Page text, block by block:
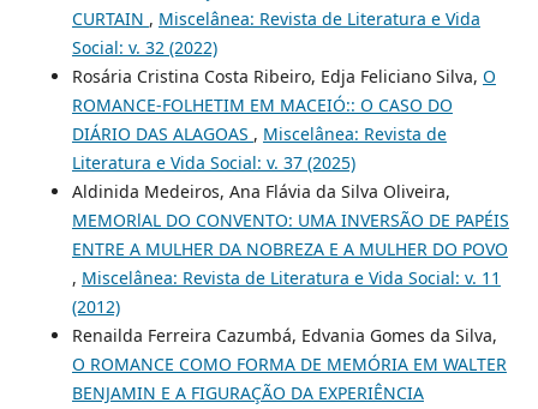
CURTAIN , Miscelânea: Revista de Literatura e Vida
Social: v. 32 (2022)
Rosária Cristina Costa Ribeiro, Edja Feliciano Silva, O
ROMANCE-FOLHETIM EM MACEIÓ:: O CASO DO
DIÁRIO DAS ALAGOAS , Miscelânea: Revista de
Literatura e Vida Social: v. 37 (2025)
Aldinida Medeiros, Ana Flávia da Silva Oliveira,
MEMORlAL DO CONVENTO: UMA INVERSÃO DE PAPÉIS
ENTRE A MULHER DA NOBREZA E A MULHER DO POVO
, Miscelânea: Revista de Literatura e Vida Social: v. 11
(2012)
Renailda Ferreira Cazumbá, Edvania Gomes da Silva,
O ROMANCE COMO FORMA DE MEMÓRIA EM WALTER
BENJAMIN E A FIGURAÇÃO DA EXPERIÊNCIA